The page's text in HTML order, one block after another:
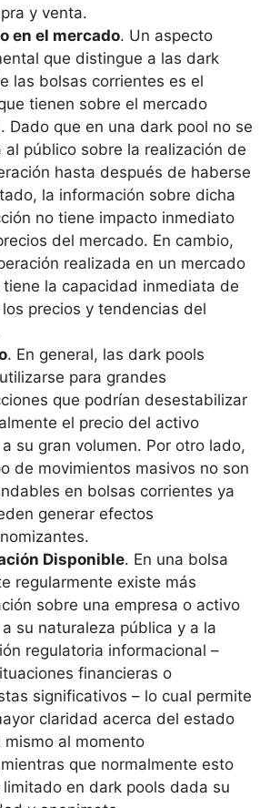
y venta.
en el mercado. Un aspecto
que distingue a las dark
las bolsas corrientes es el
tienen sobre el mercado
Dado que en una dark pool no se
al público sobre la realización de
hasta después de haberse
la información sobre dicha
no tiene impacto inmediato
del mercado. En cambio,
realizada en un mercado
la capacidad inmediata de
precios y tendencias del
. En general, las dark pools
para grandes
que podrían desestabilizar
el precio del activo
su gran volumen. Por otro lado,
de movimientos masivos no son
en bolsas corrientes ya
generar efectos
Disponible. En una bolsa
regularmente existe más
sobre una empresa o activo
su naturaleza pública y a la
regulatoria informacional –
financieras o
significativos – lo cual permite
claridad acerca del estado
mismo al momento
que normalmente esto
limitado en dark pools dada su